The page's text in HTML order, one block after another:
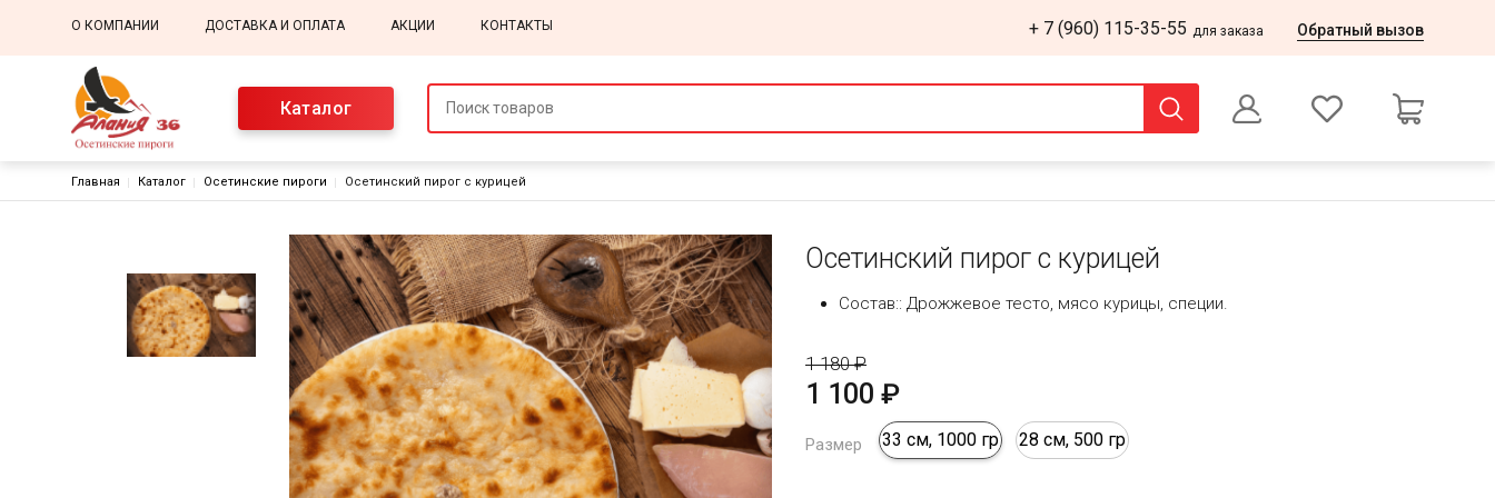
Основная навигация
О КОМПАНИИ ДОСТАВКА И ОПЛАТА АКЦИИ КОНТАКТЫ + 7 (960) 115-35-55 для заказа Обратный вызов
Каталог
Строка навигации
Главная Каталог Осетинские пироги Осетинский пирог с курицей
Осетинский пирог с курицей
Состав:: Дрожжевое тесто, мясо курицы, специи.
1 180 ₽
1 100 ₽
Размер 33 см, 1000 гр 28 см, 500 гр